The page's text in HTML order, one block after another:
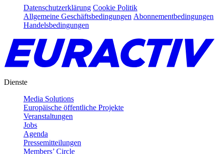
Datenschutzerklärung Cookie Politik
Allgemeine Geschäftsbedingungen Abonnementbedingungen
Handelsbedingungen
Dienste
Media Solutions
Europäische öffentliche Projekte
Veranstaltungen
Jobs
Agenda
Pressemitteilungen
Members’ Circle